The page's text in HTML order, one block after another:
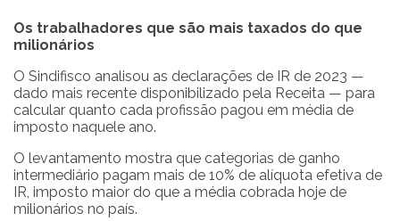
Os trabalhadores que são mais taxados do que
milionários
O Sindifisco analisou as declarações de IR de 2023 —
dado mais recente disponibilizado pela Receita — para
calcular quanto cada profissão pagou em média de
imposto naquele ano.
O levantamento mostra que categorias de ganho
intermediário pagam mais de 10% de alíquota efetiva de
IR, imposto maior do que a média cobrada hoje de
milionários no país.